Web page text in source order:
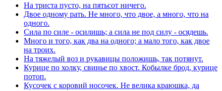
На триста пусто, на пятьсот ничего.
Двое одному рать. Не много, что двое, а много, что на
одного.
Сила по силе - осилишь; а сила не под силу - осядешь.
Много и того, как два на одного; а мало того, как двое
на троих.
На тяжелый воз и рукавицы положишь, так потянут.
Курице по холку, свинье по хвост. Кобылке брод, курице
потоп.
Кусочек с коровий носочек. Не велика краюшка, да